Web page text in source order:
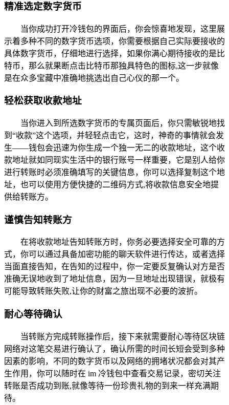
精准选定数字货币
当你成功打开冷钱包的界面后，你会惊喜地发现，这里展
示着多种不同的数字货币选项，你需要根据自己实际要接收的
具体数字货币，仔细地进行选择，如果你满心期待接收的是比
特币，那么就果断点击比特币那独具特色的图标,这一步就像
是在众多宝藏中准确地挑选出自己心仪的那一个。
轻松获取收款地址
当你进入到所选数字货币的专属页面后，你只需敏锐地找
到“收款”这个选项，并轻轻点击它，这时，神奇的事情就会发
生——钱包会迅速为你生成一个独一无二的收款地址，这个收
款地址就如同现实生活中的银行账号一样重要，它是别人给你
进行转账时必须准确填写的关键信息，你可以选择复制这个地
址，也可以使用方便快捷的二维码方式,将收款信息安全地提
供给转账方。
谨慎告知转账方
在将收款地址告知转账方时，你务必要选择安全可靠的方
式，你可以通过具备加密功能的聊天软件进行传达，或者选择
当面直接告知，在告知的过程中，你一定要反复确认对方是否
准确无误地收到了地址信息，因为一旦地址出现错误，就极有
可能导致转账失败,让你的财富之旅出现不必要的波折。
耐心等待确认
当转账方完成转账操作后，接下来就需要耐心等待区块链
网络对这笔交易进行确认了，确认所需的时间长短会受到多种
因素的影响，不同的数字货币以及网络的拥堵状况都会对其产
生作用，你可以随时在 im 冷钱包中查看交易记录，密切关注
转账是否成功到账,就像等待一份珍贵礼物的到来一样充满期
待。